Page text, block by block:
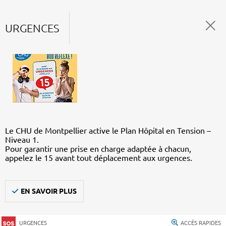
URGENCES
Le CHU de Montpellier active le Plan Hôpital en Tension –
Niveau 1.
Pour garantir une prise en charge adaptée à chacun,
appelez le 15 avant tout déplacement aux urgences.
EN SAVOIR PLUS
URGENCES ACCÈS RAPIDES